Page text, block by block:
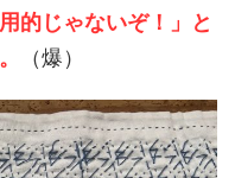
的じゃないぞ！」と
（爆）